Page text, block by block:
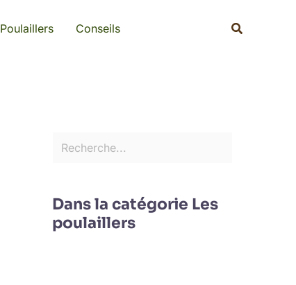
Poulaillers Conseils
Dans la catégorie Les
poulaillers